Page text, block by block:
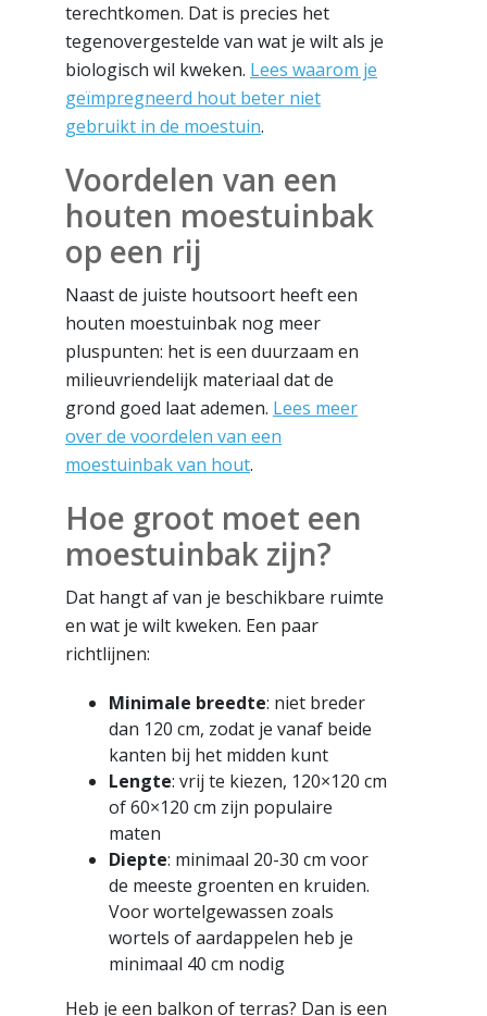
terechtkomen. Dat is precies het
tegenovergestelde van wat je wilt als je
biologisch wil kweken. Lees waarom je
geïmpregneerd hout beter niet
gebruikt in de moestuin.
Voordelen van een
houten moestuinbak
op een rij
Naast de juiste houtsoort heeft een
houten moestuinbak nog meer
pluspunten: het is een duurzaam en
milieuvriendelijk materiaal dat de
grond goed laat ademen. Lees meer
over de voordelen van een
moestuinbak van hout.
Hoe groot moet een
moestuinbak zijn?
Dat hangt af van je beschikbare ruimte
en wat je wilt kweken. Een paar
richtlijnen:
Minimale breedte: niet breder
dan 120 cm, zodat je vanaf beide
kanten bij het midden kunt
Lengte: vrij te kiezen, 120×120 cm
of 60×120 cm zijn populaire
maten
Diepte: minimaal 20-30 cm voor
de meeste groenten en kruiden.
Voor wortelgewassen zoals
wortels of aardappelen heb je
minimaal 40 cm nodig
Heb je een balkon of terras? Dan is een